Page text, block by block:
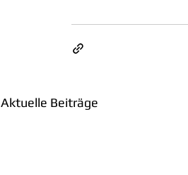
Aktuelle Beiträge